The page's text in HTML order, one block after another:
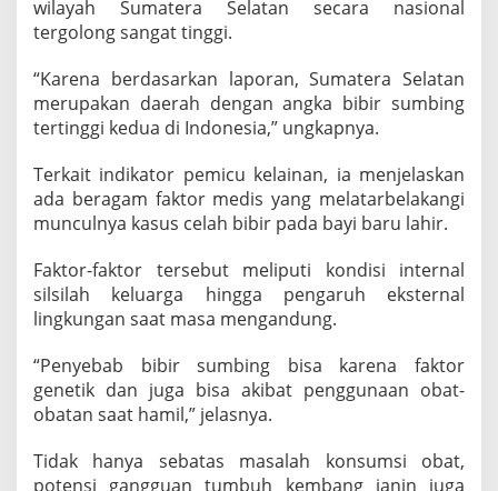
wilayah Sumatera Selatan secara nasional
tergolong sangat tinggi.
“Karena berdasarkan laporan, Sumatera Selatan
merupakan daerah dengan angka bibir sumbing
tertinggi kedua di Indonesia,” ungkapnya.
Terkait indikator pemicu kelainan, ia menjelaskan
ada beragam faktor medis yang melatarbelakangi
munculnya kasus celah bibir pada bayi baru lahir.
Faktor-faktor tersebut meliputi kondisi internal
silsilah keluarga hingga pengaruh eksternal
lingkungan saat masa mengandung.
“Penyebab bibir sumbing bisa karena faktor
genetik dan juga bisa akibat penggunaan obat-
obatan saat hamil,” jelasnya.
Tidak hanya sebatas masalah konsumsi obat,
potensi gangguan tumbuh kembang janin juga